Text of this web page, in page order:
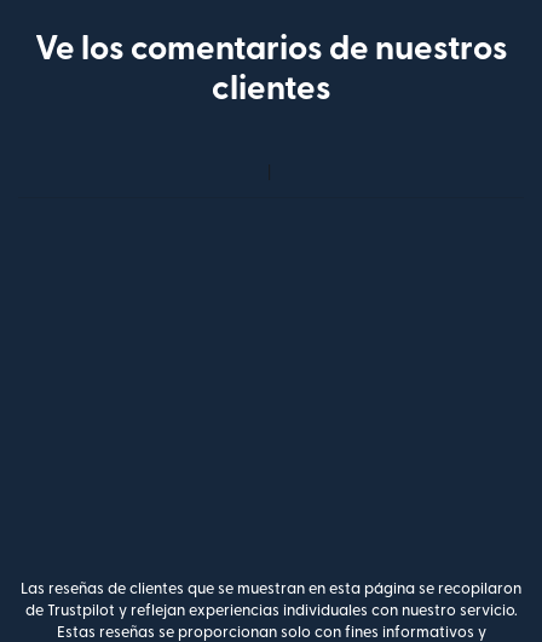
Ve los comentarios de nuestros
clientes
Las reseñas de clientes que se muestran en esta página se recopilaron
de Trustpilot y reflejan experiencias individuales con nuestro servicio.
Estas reseñas se proporcionan solo con fines informativos y